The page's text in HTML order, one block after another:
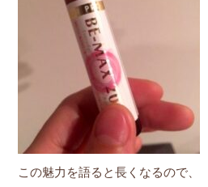
この魅力を語ると長くなるので、